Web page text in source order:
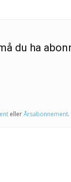
du ha
ellerÅrsabonnement.